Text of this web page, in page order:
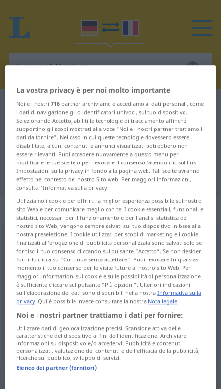
Dizionario Tedesco-Francese Lungenbläschen
Traduzione Tedesco-Francese per
"Lungenbläschen"
"Lungenbläschen" traduzione
Francese
„Lungenbläschen“: Neutrum
Lungenbläschenn
Panoramica di tutte le traduzion
(Fai clic sulla/Tocca traduzione per maggiori dettagli)
vésicule pulmonaire
vésiculefpulmonaire Lungenbläschen ANAT
La vostra privacy è per noi molto importante
Noi e i nostri716 partner archiviamo e accediamo ai dati personali, come
i dati di navigazione gli o identificatori univoci, sul tuo dispositivo.
Selezionando Accetto, abiliti le tecnologie di tracciamento affinché
supportino gli scopi mostrati alla voce "Noi e i nostri partner trattiamo i
dati da fornire". Nel caso in cui queste tecnologie dovessero essere
disabilitate, alcuni contenuti e annunci visualizzati potrebbero non
essere rilevanti. Puoi accedere nuovamente a questo menu per
modificare le tue scelte o per revocare il consenso facendo clic sul link
Impostazioni sulla privacy in fondo alla pagina web. Tali scelte avranno
effetto nel contesto del nostro Sito web. Per maggiori informazioni,
consulta l'Informativa sulla privacy.
Utilizziamo i cookie per offrirti la miglior esperienza possibile sul nostro
sito Web e per comunicare meglio con te. I cookie essenziali, funzionali e
statistici, necessari per il funzionamento e per l’analisi statistica del
nostro sito Web, vengono sempre salvati sul tuo dispositivo in base alla
nostra preselezione. I cookie utilizzati per scopi di marketing e i cookie
finalizzati all’erogazione di pubblicità personalizzata sono salvati solo se
fornisci il tuo consenso cliccando sul pulsante “Accetto”. Se non desideri
fornirlo clicca su “Continua senza accettare”. Puoi revocare In qualsiasi
momento il tuo consenso per le visite future al nostro sito Web. Per
maggiori informazioni sui cookie e sulle possibilità di personalizzazione
è sufficiente cliccare sul pulsante “Più opzioni”. Ulteriori indicazioni
sull’elaborazione dei dati sono disponibili nella nostraInformativa sulla
privacy. Qui è possibile invece consultare la nostra Nota legale.
Noi e i nostri partner trattiamo i dati per fornire:
Utilizzare dati di geolocalizzazione precisi. Scansione attiva delle
caratteristiche del dispositivo ai fini dell’identificazione. Archiviare
informazioni su dispositivo e/o accedervi. Pubblicità e contenuti
personalizzati, valutazione dei contenuti e dell’efficacia della pubblicità,
ricerche sul pubblico, sviluppo di servizi.
Elenco dei partner (fornitori)